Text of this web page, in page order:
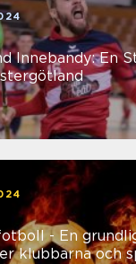
Innebandy: En
- En
klubbarna och